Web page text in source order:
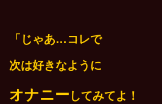
「じゃあ…コレで
次は好きなように
オナニー してみてよ！